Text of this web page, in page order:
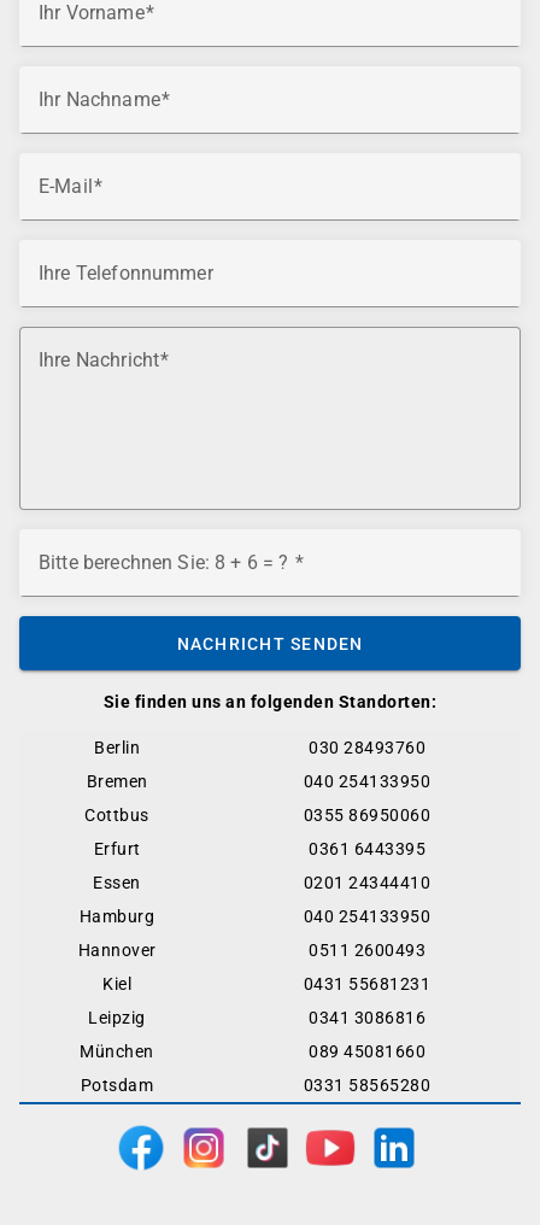
Sie finden uns an folgenden Standorten:
Berlin
030 28493760
Bremen
040 254133950
Cottbus
0355 86950060
Erfurt
0361 6443395
Essen
0201 24344410
Hamburg
040 254133950
Hannover
0511 2600493
Kiel
0431 55681231
Leipzig
0341 3086816
München
089 45081660
Potsdam
0331 58565280
Ihr Vorname
Ihr Nachname
E-Mail
Ihre Telefonnummer
Ihre Nachricht
Bitte berechnen Sie: 8 + 6 = ?
NACHRICHT SENDEN